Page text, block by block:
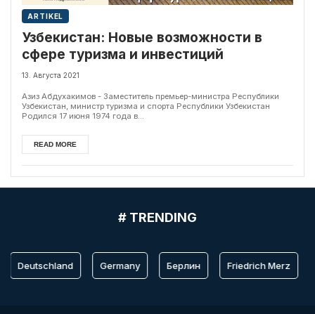
ARTIKEL
Узбекистан: Новые возможности в
сфере туризма и инвестиций
13. Августа 2021
Азиз Абдухакимов - Заместитель премьер-министра Республики
Узбекистан, министр туризма и спорта Республики Узбекистан
Родился 17 июня 1974 года в...
READ MORE
# TRENDING
Deutschland Germany Берлин Friedrich Merz